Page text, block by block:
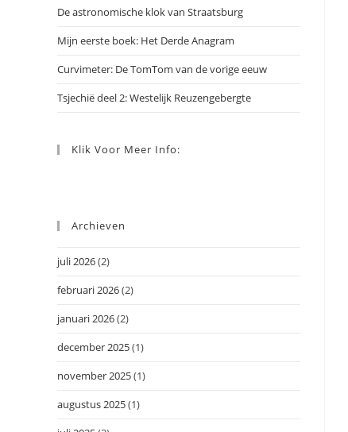
De astronomische klok van Straatsburg
Mijn eerste boek: Het Derde Anagram
Curvimeter: De TomTom van de vorige eeuw
Tsjechië deel 2: Westelijk Reuzengebergte
Klik Voor Meer Info:
Archieven
juli 2026(2)
februari 2026(2)
januari 2026(2)
december 2025(1)
november 2025(1)
augustus 2025(1)